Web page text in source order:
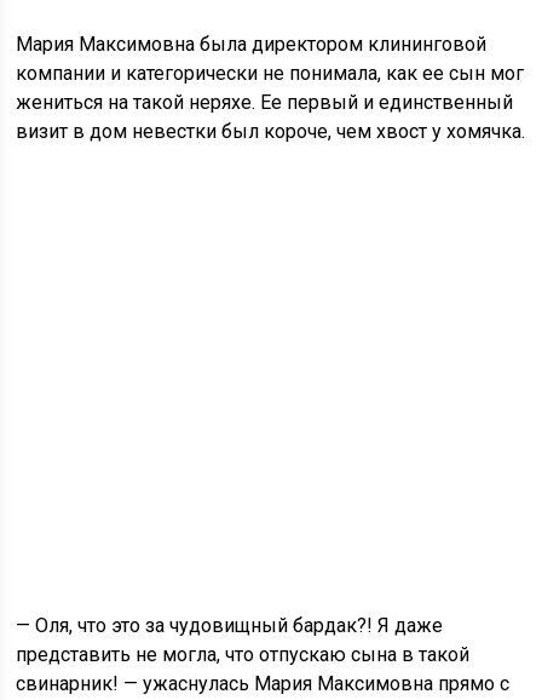
Мария Максимовна была директором клининговой
компании и категорически не понимала, как ее сын мог
жениться на такой неряхе. Ее первый и единственный
визит в дом невестки был короче, чем хвост у хомячка.
— Оля, что это за чудовищный бардак?! Я даже
представить не могла, что отпускаю сына в такой
свинарник! — ужаснулась Мария Максимовна прямо с